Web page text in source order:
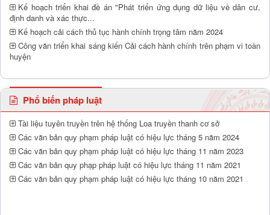
Kế hoạch triển khai đề án "Phát triển ứng dụng dữ liệu về dân cư,
định danh và xác thực...
Kế hoạch cải cách thủ tục hành chính trọng tâm năm 2024
Công văn triển khai sáng kiến Cải cách hành chính trên phạm vi toàn
huyện
Phổ biến pháp luật
Tài liệu tuyên truyền trên hệ thống Loa truyền thanh cơ sở
Các văn bản quy phạm pháp luật có hiệu lực tháng 5 năm 2024
Các văn bản quy phạm pháp luật có hiệu lực tháng 11 năm 2023
Các văn bản quy phạp pháp luật có hiệu lực tháng 11 năm 2021
Các văn bản quy phạm pháp luật có hiệu lực tháng 10 năm 2021